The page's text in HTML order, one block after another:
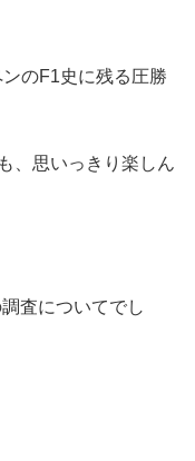
のF1史に残る圧勝
、思いっきり楽しん
査についてでし